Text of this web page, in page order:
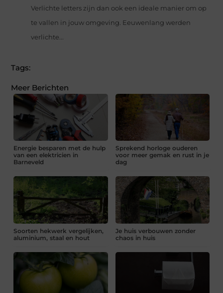
Verlichte letters zijn dan ook een ideale manier om op
te vallen in jouw omgeving. Eeuwenlang werden
verlichte...
Tags:
Meer Berichten
Energie besparen met de hulp
van een elektricien in
Barneveld
Sprekend horloge ouderen
voor meer gemak en rust in je
dag
Soorten hekwerk vergelijken,
aluminium, staal en hout
Je huis verbouwen zonder
chaos in huis